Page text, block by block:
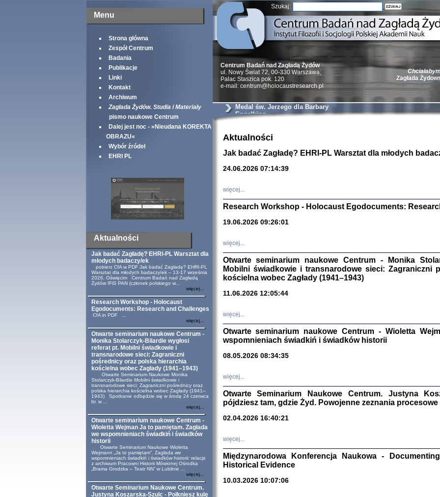
Menu
Strona główna
Zespół Centrum
Badania
Publikacje
Linki
Kontakt
Archiwum
Zagłada Żydów. Studia i Materiały
pismo naukowe Centrum
Dalej jest noc - »Nieudana KOREKTA
OBRAZU«
Wybór źródeł
EHRI PL
Aktualności
Jak badać Zagładę? EHRI-PL Warsztat dla
młodych badaczy/ek
pobierz CfA w PDF Jak badać Zagładę? EHRI-PL
Warsztat dla młodych badaczy/ek – 13-17 września
2026, Oświęcim Centrum Badań nad Zagładą
Żydów IFiS PAN (członek polskiego w...
więcej...
Research Workshop - Holocaust
Egodocuments: Research and Challenges
CfA in PDF ...
więcej...
Otwarte seminarium naukowe Centrum -
Monika Stolarczyk-Bilardie wygłosi
referat pt. Mobilni świadkowie i
transnarodowe sieci: Zagraniczni
pośrednicy oraz polska hierarchia
kościelna wobec Zagłady (1941–1943)
Otwarte Seminarium Naukowe Monika
Stolarczyk-Bilardie Mobilni świadkowie i
transnarodowe sieci: Zagraniczni pośrednicy oraz
polska hierarchia kościelna wobec Zagłady (1941–
1943) Spotkanie odbędzie się w środę 24 czerwca
br. w ...
więcej...
Otwarte seminarium naukowe Centrum -
Wioletta Wejman Ja to pamiętam. Zagłada
we wspomnieniach świadkiń i świadków
historii
Otwarte Seminarium Naukowe Wioletta
Wejmann „Ja to pamiętam”. Zagłada we
wspomnieniach świadkiń i świadków historii: relacje
z archiwum Pracowni Historii Mówionej Ośrodka
„Brama Grodzka – Teatr NN” w Lublinie ...
więcej...
Otwarte Seminarium Naukowe Centrum.
Justyna Koszarska-Szulc - Połkniesz kulę
Szukaj:
Zagłada
Natalia Aleksiun,
Deborah Dash
Turski, Laurence
oprac.
Warszawa
oprac.
Studia i
nr 17, R. 2021
Centrum Badań nad Zagładą Żydów
ul. Nowy Świat 72, 00-330 Warszawa;
Palac Staszica pok. 120
e-mail: centrum@holocaustresearch.pl
Medal św. Jerzego dla Barbary
Engelking
Aktualności
Jak badać Zagładę? EHRI-PL Warsztat dla młodych
24.06.2026 07:14:39
więcej...
Research Workshop - Holocaust Egodocuments:
19.06.2026 09:26:01
więcej...
Otwarte seminarium naukowe Centrum - Monika
Mobilni świadkowie i transnarodowe sieci: Zagraniczni
kościelna wobec Zagłady (1941–1943)
11.06.2026 12:05:44
więcej...
Otwarte seminarium naukowe Centrum - Wioletta
wspomnieniach świadkiń i świadków historii
08.05.2026 08:34:35
więcej...
Otwarte Seminarium Naukowe Centrum. Justyna
pójdziesz tam, gdzie Żyd. Powojenne zeznania procesowe
02.04.2026 16:40:21
więcej...
Międzynarodowa Konferencja Naukowa -
Historical Evidence
10.03.2026 10:07:06